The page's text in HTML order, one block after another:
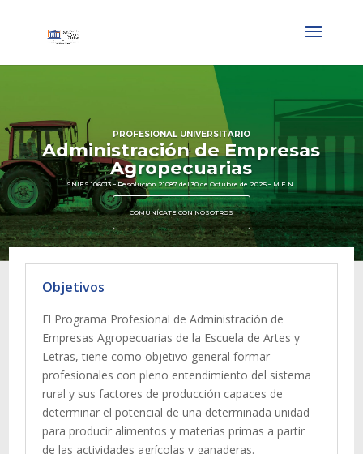
PROFESIONAL UNIVERSITARIO
Administración de Empresas
Agropecuarias
SNIES 106013 – Resolución 21087 del 30 de Octubre de 2025 – M.E.N.
COMUNÍCATE CON NOSOTROS
Objetivos
El Programa Profesional de Administración de
Empresas Agropecuarias de la Escuela de Artes y
Letras, tiene como objetivo general formar
profesionales con pleno entendimiento del sistema
rural y sus factores de producción capaces de
determinar el potencial de una determinada unidad
para producir alimentos y materias primas a partir
de las actividades agrícolas y ganaderas.